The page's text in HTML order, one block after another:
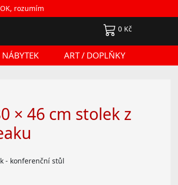
OK, rozumím
0 Kč
NÁBYTEK ART / DOPLŇKY
× 46 cm stolek z
- konferenční stůl